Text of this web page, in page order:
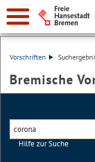
Vorschriften
Bremische
Hilfe zur Suche